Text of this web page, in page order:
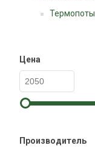
Термопоты
Цена
Производитель